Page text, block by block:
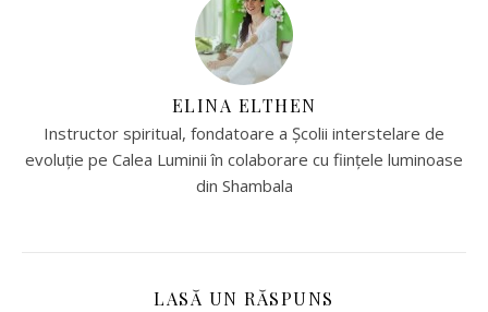
ELINA ELTHEN
Instructor spiritual, fondatoare a Școlii interstelare de
evoluție pe Calea Luminii în colaborare cu ființele luminoase
din Shambala
LASĂ UN RĂSPUNS